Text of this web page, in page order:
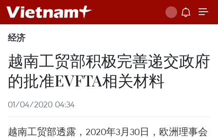
经济
越南工贸部积极完善递交政府
的批准EVFTA相关材料
01/04/2020 04:34
越南工贸部透露，2020年3月30日，欧洲理事会